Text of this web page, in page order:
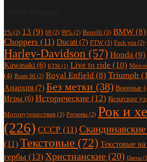
1% (2) 13 (9) 69 (2) 99% (2) Benelli (3) BMW (8)
Choppers (11) Ducati (7) FTW (3) Fuck you (2)
Harley-Davidson (57) Honda (9)
Kawasaki (6) KTM (1) Live to ride (10)
(4) Route 66 (2) Royal Enfield (8) Triumph
Анархия (7) Без метки (38) Военные
Игры (6) Исторические (12) Кельтские
Мотопутешествия (3) Регионы (2) Рок и
(226) СССР (11) Скандинавские
(11) Текстовые (72) Текстовые
гербы (13) Христианские (20) Цветы